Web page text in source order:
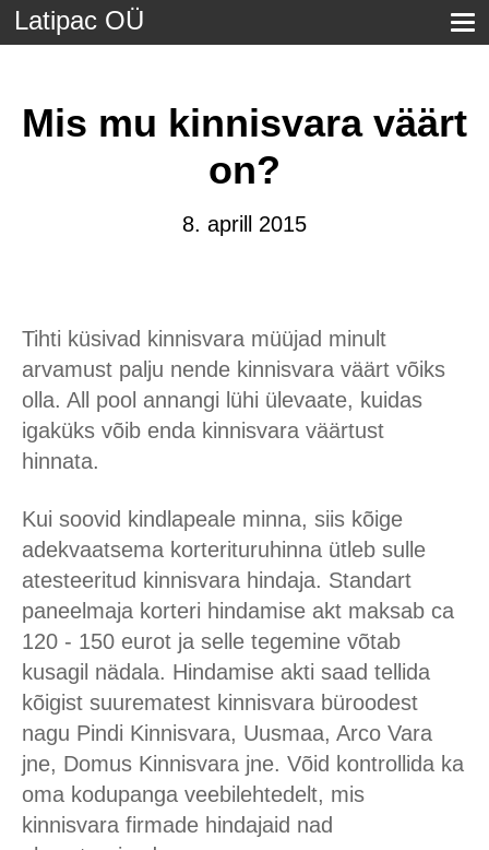
Latipac OÜ
Mis mu kinnisvara väärt
on?
8. aprill 2015
Tihti küsivad kinnisvara müüjad minult
arvamust palju nende kinnisvara väärt võiks
olla. All pool annangi lühi ülevaate, kuidas
igaküks võib enda kinnisvara väärtust
hinnata.
Kui soovid kindlapeale minna, siis kõige
adekvaatsema korterituruhinna ütleb sulle
atesteeritud kinnisvara hindaja. Standart
paneelmaja korteri hindamise akt maksab ca
120 - 150 eurot ja selle tegemine võtab
kusagil nädala. Hindamise akti saad tellida
kõigist suurematest kinnisvara büroodest
nagu Pindi Kinnisvara, Uusmaa, Arco Vara
jne, Domus Kinnisvara jne. Võid kontrollida ka
oma kodupanga veebilehtedelt, mis
kinnisvara firmade hindajaid nad